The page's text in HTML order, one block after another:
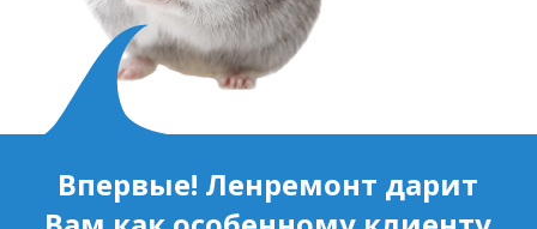
Впервые! Ленремонт дарит